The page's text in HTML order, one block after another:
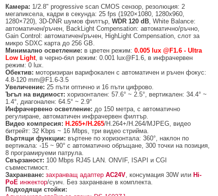
БЕЗЖИЧНИ МИШКИ И ЕЛЕКТРИЧЕСКИ РАЗКЛОНИТЕЛИ
МЕДИА КОНВЕРТОРИ И SFP МОДУЛИ
БЕЗЖИЧНИ АЛАРМЕНИ СИСТЕМИ AJAX
БЕЗЖИЧНИ АЛАРМЕНИ ПАНЕЛИ (ХЪБ) AJAX
БЕЗЖИЧНИ РАЗШИРИТЕЛИ НА ОБХВАТ AJAX
БЕЗЖИЧНИ ДЕТЕКТОРИ AJAX
БЕЗЖИЧНИ ДЕТЕКТОРИ ЗА ПОЖАР, ДИМ, ТОПЛИНА И ВЪГЛЕРОДЕН
ОКСИД
БЕЗЖИЧНИ КЛАВИАТУРИ AJAX
БЕЗКОНТАКТНИ RFID КАРТИ И ЧИПОВЕ ЗА КЛАВИАТУРИ
БЕЗЖИЧНИ ДИСТАНЦИОННИ УПРАВЛЕНИЯ И БУТОНИ
БЕЗЖИЧНИ СИРЕНИ AJAX
БЕЗЖИЧНИ АЛАРМЕНИ СИСТЕМИ HIKVISION AX PRO
БЕЗЖИЧНИ ПАНЕЛИ HIKVISION AX PRO
БЕЗЖИЧНИ ДЕТЕКТОРИ ЗА HIKVISION AX PRO
БЕЗЖИЧНИ МОДУЛИ И АКСЕСОАРИ ЗА HIKVISION AX PRO
КОМПЛЕКТИ БЕЗЖИЧНИ АЛАРМЕНИ СИСТЕМИ AX PRO
КОМУНИКАЦИОННИ ШКАФОВЕ
ALFALINE, СТЕННИ/СТОЯЩИ, С ОТВАРЯЕМИ И ЗАКЛЮЧВАЩИ СЕ
СТРАНИЦИ
INTERLINE, СТОЯЩИ - НЕОТВАРЯЕМИ СТРАНИЦИ
BETALINE, СТОЯЩИ С ОТВАРЯЕМИ И ЗАКЛЮЧВАЩИ СЕ СТРАНИЦИ
АКСЕСОАРИ ЗА КОМУНИКАЦИОННИ ШКАФОВЕ
УПОТРЕБЯВАНА ТЕХНИКА
Камера: 1/2.8" progressive scan CMOS сензор, резолюция: 2
мегапиксела, кадри в секунда: 25 fps (1920×1080, 1280x960,
1280×720), 3D-DNR шумов филтър,WDR 120 dB, White Balance:
автоматичен/ръчен, BackLight Compensation: автоматично/ръчно,
Gain Control: автоматичен/ръчен, HighLight Compensation, слот за
микро SDXC карта до 256 GB.
Минимално осветление: в цветен режим:0.005 lux @F1.6 - Ultra
Low Light, в черно-бял режим: 0.001 lux@F1.6, в инфрачервен
режим: 0 lux.
Обектив: моторизиран варифокален с автоматичен и ръчен фокус:
4.8-120 mm@F1.6-3.5
Увеличение: 25 пъти оптично и 16 пъти цифрово.
Ъгъл на видимост: хоризонтален: 57.6° ~ 2.5°, вертикален: 34.4° ~
1.4°, диагонален: 64.5° ~ 2.9°
Инфрачервено осветление: до 150 метра, с автоматично
регулиране, автоматичен инфрачервен филтър.
Видео компресия: H.265+/H.265/H.264+/H.264/MJPEG, видео
битрейт: 32 Kbps ~ 16 Mbps, три видео стрийма.
Въртящи функции: въртене по хоризонтала: 360°, наклон по
вертикала: -15 ~ 90° с автоматично обръщане, 300 точки на позиция,
8 програмируеми патрула.
Свързаност: 100 Mbps RJ45 LAN. ONVIF, ISAPI и CGI
съвместимост.
Захранване: захранващ адаптерAC24V, консумация 30W или Hi-
PoE инжектор/суич. Без захранване в комплекта.
Подходящи стойки: